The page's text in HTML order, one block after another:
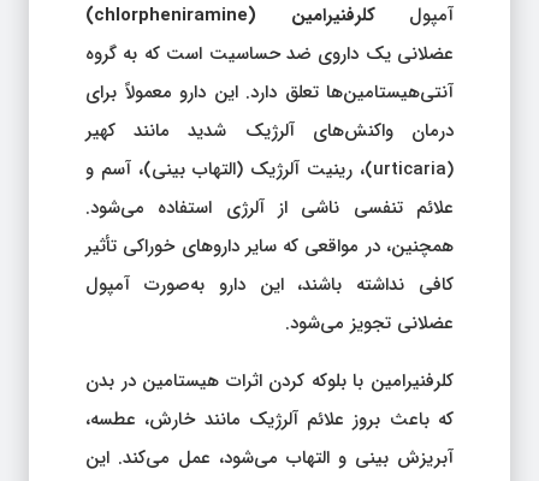
عضلانی یک داروی ضد حساسیت است که به گروه
آنتی‌هیستامین‌ها تعلق دارد. این دارو معمولاً برای
درمان واکنش‌های آلرژیک شدید مانند کهیر
(urticaria)، رینیت آلرژیک (التهاب بینی)، آسم و
علائم تنفسی ناشی از آلرژی استفاده می‌شود.
همچنین، در مواقعی که سایر داروهای خوراکی تأثیر
کافی نداشته باشند، این دارو به‌صورت آمپول
عضلانی تجویز می‌شود.
که باعث بروز علائم آلرژیک مانند خارش، عطسه،
آبریزش بینی و التهاب می‌شود، عمل می‌کند. این
دارو به‌ویژه در درمان علائم ناشی از حساسیت‌های